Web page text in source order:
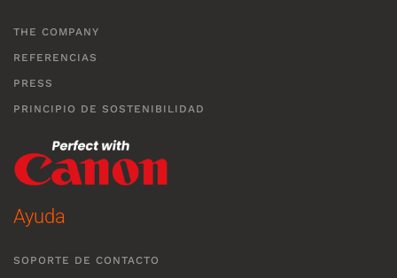
THE COMPANY
REFERENCIAS
PRESS
PRINCIPIO DE SOSTENIBILIDAD
Ayuda
SOPORTE DE CONTACTO